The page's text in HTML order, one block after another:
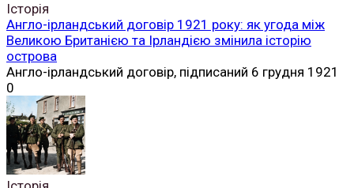
Історія
Англо-ірландський договір 1921 року: як угода між
Великою Британією та Ірландією змінила історію
острова
Англо-ірландський договір, підписаний 6 грудня 1921
0